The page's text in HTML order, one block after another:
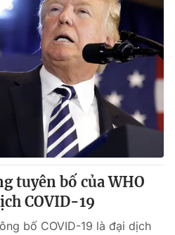
tuyên bố của WHO
COVID-19
bố COVID-19 là đại dịch